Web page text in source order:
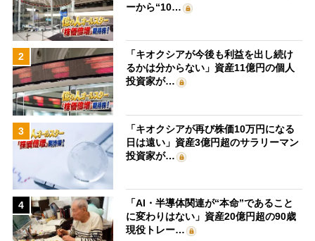
ーから“10…
2
「キオクシアが今後も利益を出し続け
るかは分からない」資産11億円の個人
投資家が…
3
「キオクシアが再び株価10万円になる
日は遠い」資産3億円超のサラリーマン
投資家が…
4
「AI・半導体関連が“本命”であること
に変わりはない」資産20億円超の90歳
現役トレー…